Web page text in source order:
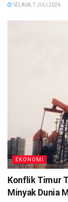
SELASA, 7 JULI 2026
EKONOMI
Konflik Timur
Minyak Dunia